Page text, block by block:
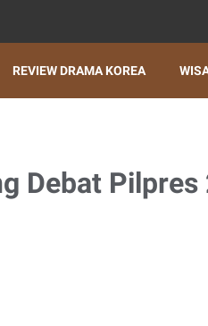
REVIEW DRAMA KOREA
Debat Pilpres